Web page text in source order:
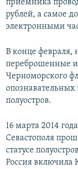
приемника
рублей, а самое
электронными
В конце февраля,
переброшенные
Черноморского
полуостров.
16 марта 2014
Севастополя
статусе
Россия включила